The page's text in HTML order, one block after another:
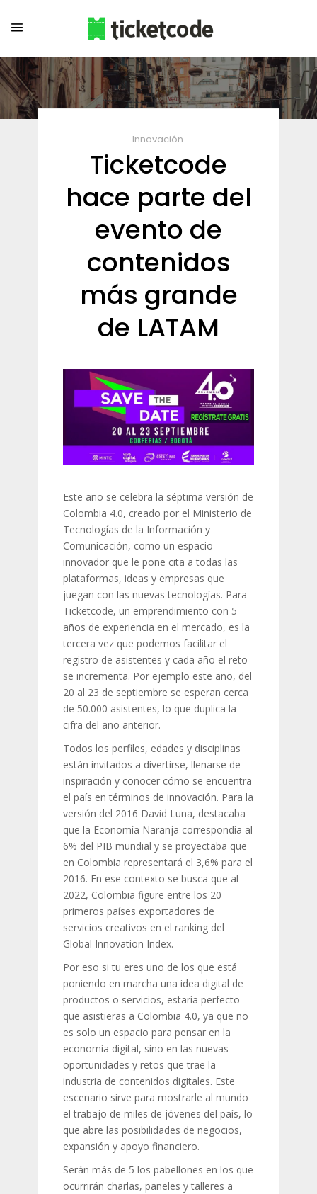
Innovación
Ticketcode
hace parte del
evento de
contenidos
más grande
de LATAM
Este año se celebra la séptima versión de
Colombia 4.0, creado por el Ministerio de
Tecnologías de la Información y
Comunicación, como un espacio
innovador que le pone cita a todas las
plataformas, ideas y empresas que
juegan con las nuevas tecnologías. Para
Ticketcode, un emprendimiento con 5
años de experiencia en el mercado, es la
tercera vez que podemos facilitar el
registro de asistentes y cada año el reto
se incrementa. Por ejemplo este año, del
20 al 23 de septiembre se esperan cerca
de 50.000 asistentes, lo que duplica la
cifra del año anterior.
Todos los perfiles, edades y disciplinas
están invitados a divertirse, llenarse de
inspiración y conocer cómo se encuentra
el país en términos de innovación. Para la
versión del 2016 David Luna, destacaba
que la Economía Naranja correspondía al
6% del PIB mundial y se proyectaba que
en Colombia representará el 3,6% para el
2016. En ese contexto se busca que al
2022, Colombia figure entre los 20
primeros países exportadores de
servicios creativos en el ranking del
Global Innovation Index.
Por eso si tu eres uno de los que está
poniendo en marcha una idea digital de
productos o servicios, estaría perfecto
que asistieras a Colombia 4.0, ya que no
es solo un espacio para pensar en la
economía digital, sino en las nuevas
oportunidades y retos que trae la
industria de contenidos digitales. Este
escenario sirve para mostrarle al mundo
el trabajo de miles de jóvenes del país, lo
que abre las posibilidades de negocios,
expansión y apoyo financiero.
Serán más de 5 los pabellones en los que
ocurrirán charlas, paneles y talleres a